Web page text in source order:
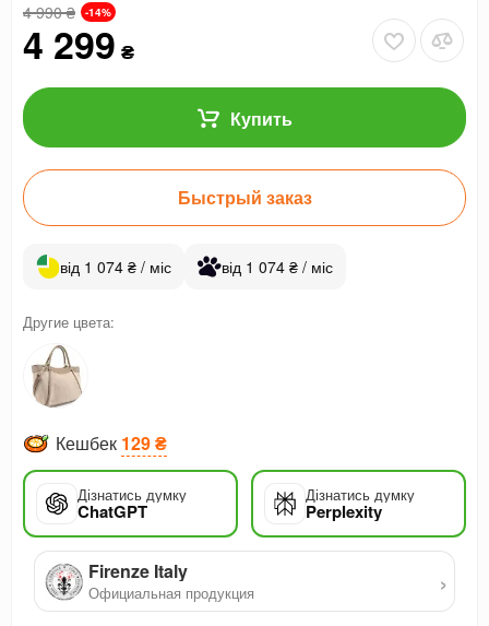
4 990₴ -14%
4 299 ₴
Купить
Быстрый заказ
від 1 074 ₴ / міс від 1 074 ₴ / міс
Другие цвета:
Кешбек 129 ₴
Дізнатись думку
ChatGPT
Дізнатись думку
Perplexity
Firenze Italy
Официальная продукция ›